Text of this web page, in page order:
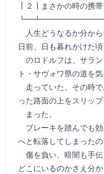
┃２┃まさかの時の携
人生どうなるか分か
日前、日も暮れかけた
のロドルフは、サラ
ト・サヴォワ県の道を
走っていた。その時
った路面の上をスリッ
まった。
ブレーキを踏んでも
へと転落してしまった
傷を負い、暗闇も手
どこにいるのかさえ分か